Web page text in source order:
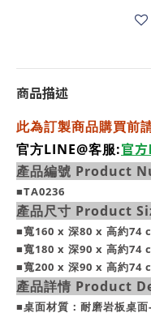
商品描述
此為訂製商品購買前
官方LINE@客服:官
產品編號 Product
■TA0236
產品尺寸 Product
■寬160 x 深80 x 高約74
■寬180 x 深90 x 高約74
■寬200 x 深90 x 高約74
產品詳情 Product
■桌面材質：耐磨岩板桌